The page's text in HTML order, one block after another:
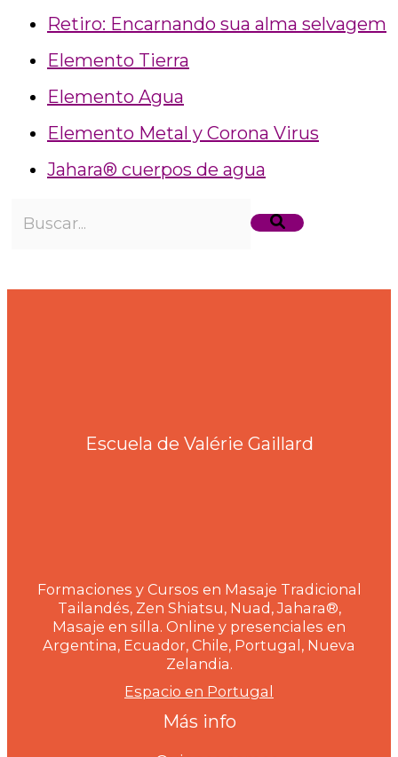
Retiro: Encarnando sua alma selvagem
Elemento Tierra
Elemento Agua
Elemento Metal y Corona Virus
Jahara® cuerpos de agua
Escuela de Valérie Gaillard
Formaciones y Cursos en Masaje Tradicional
Tailandés, Zen Shiatsu, Nuad, Jahara®,
Masaje en silla. Online y presenciales en
Argentina, Ecuador, Chile, Portugal, Nueva
Zelandia.
Espacio en Portugal
Más info